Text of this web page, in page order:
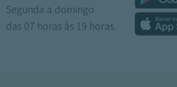
Segunda a domingo
das 07 horas às 19 horas.